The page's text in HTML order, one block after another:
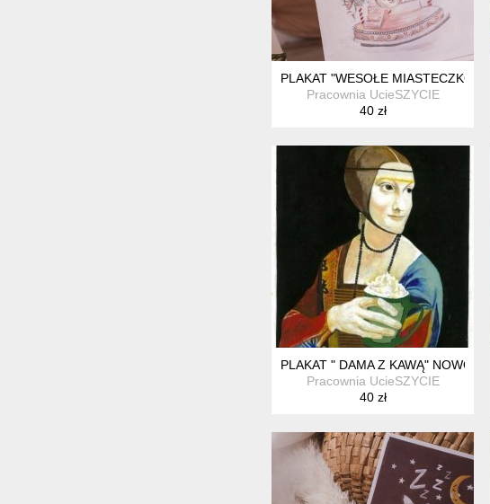
PLAKAT "WESOŁE MIASTECZKO" A4
Pracownia UcieSZYCIE
40 zł
PLAKAT " DAMA Z KAWĄ"
Pracownia UcieSZYCIE
40 zł